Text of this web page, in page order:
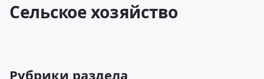
Сельское хозяйство
Рубрики раздела